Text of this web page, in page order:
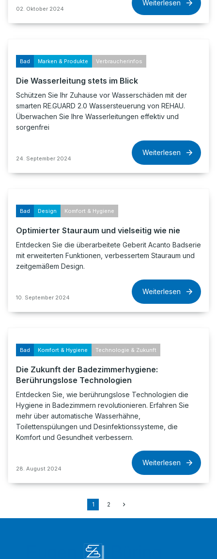
02. Oktober 2024
Weiterlesen
Bad Marken & Produkte Verbraucherinfos
Die Wasserleitung stets im Blick
Schützen Sie Ihr Zuhause vor Wasserschäden mit der
smarten RE.GUARD 2.0 Wassersteuerung von REHAU.
Überwachen Sie Ihre Wasserleitungen effektiv und
sorgenfrei
24. September 2024
Weiterlesen
Bad Design Komfort & Hygiene
Optimierter Stauraum und vielseitig wie nie
Entdecken Sie die überarbeitete Geberit Acanto Badserie
mit erweiterten Funktionen, verbessertem Stauraum und
zeitgemäßem Design.
10. September 2024
Weiterlesen
Bad Komfort & Hygiene Technologie & Zukunft
Die Zukunft der Badezimmerhygiene:
Berührungslose Technologien
Entdecken Sie, wie berührungslose Technologien die
Hygiene in Badezimmern revolutionieren. Erfahren Sie
mehr über automatische Wasserhähne,
Toilettenspülungen und Desinfektionssysteme, die
Komfort und Gesundheit verbessern.
28. August 2024
Weiterlesen
1 2